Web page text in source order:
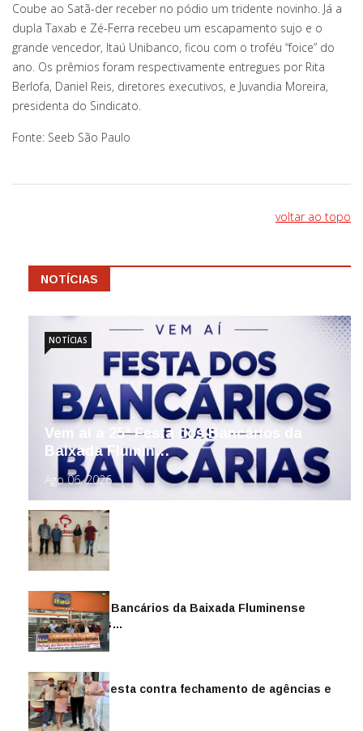
Coube ao Satã-der receber no pódio um tridente novinho. Já a
dupla Taxab e Zé-Ferra recebeu um escapamento sujo e o
grande vencedor, Itaú Unibanco, ficou com o troféu “foice” do
ano. Os prêmios foram respectivamente entregues por Rita
Berlofa, Daniel Reis, diretores executivos, e Juvandia Moreira,
presidenta do Sindicato.
Fonte: Seeb São Paulo
voltar ao topo
NOTÍCIAS
Vem aí a 25ª Festa dos Bancários da
Baixada Flumin…
Ago 06, 2026
NOTÍCIAS
Sindicato dos Bancários da Baixada Fluminense
reintegra mais…
Jul 14, 2026
Sindicato protesta contra fechamento de agências e
as demiss…
Mai 13, 2026